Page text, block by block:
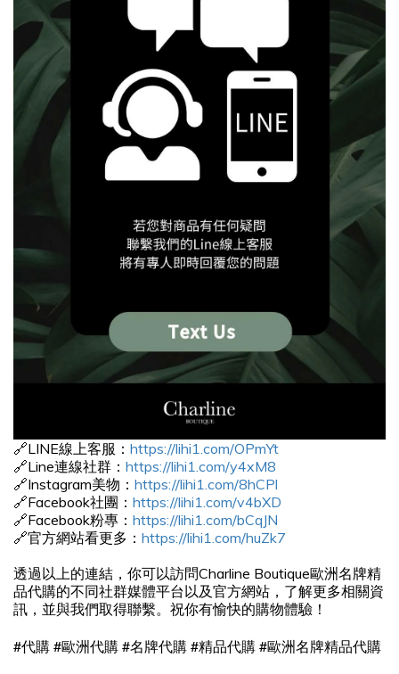
🔗LINE線上客服： https://lihi1.com/OPmYt
🔗Line連線社群： https://lihi1.com/y4xM8
🔗Instagram美物： https://lihi1.com/8hCPl
🔗Facebook社團： https://lihi1.com/v4bXD
🔗Facebook粉專： https://lihi1.com/bCqJN
🔗官方網站看更多： https://lihi1.com/huZk7
透過以上的連結，你可以訪問Charline Boutique歐洲名牌精
品代購的不同社群媒體平台以及官方網站，了解更多相關資
訊，並與我們取得聯繫。祝你有愉快的購物體驗！
#代購 #歐洲代購 #名牌代購 #精品代購 #歐洲名牌精品代購